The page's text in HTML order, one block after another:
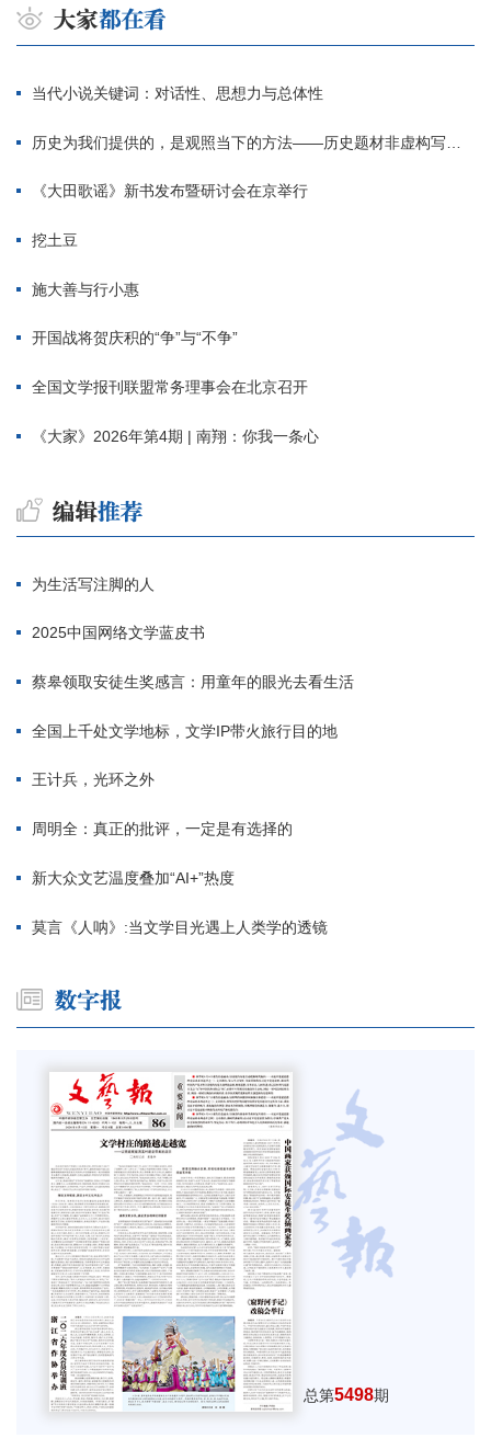
当代小说关键词：对话性、思想力与总体性
历史为我们提供的，是观照当下的方法——历史题材非虚构写作多人谈
《大田歌谣》新书发布暨研讨会在京举行
挖土豆
施大善与行小惠
开国战将贺庆积的“争”与“不争”
全国文学报刊联盟常务理事会在北京召开
《大家》2026年第4期 | 南翔：你我一条心
为生活写注脚的人
2025中国网络文学蓝皮书
蔡皋领取安徒生奖感言：用童年的眼光去看生活
全国上千处文学地标，文学IP带火旅行目的地
王计兵，光环之外
周明全：真正的批评，一定是有选择的
新大众文艺温度叠加“AI+”热度
莫言《人呐》:当文学目光遇上人类学的透镜
总第5498期